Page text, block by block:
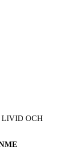
LIVID OCH